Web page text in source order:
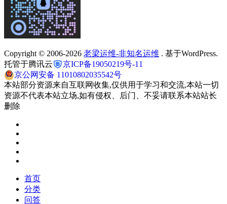
Copyright © 2006-2026 老梁运维-非知名运维 . 基于WordPress.
托管于腾讯云
京ICP备19050219号-11
京公网安备 11010802035542号
本站部分资源来自互联网收集,仅供用于学习和交流,本站一切
资源不代表本站立场,如有侵权、后门、不妥请联系本站站长
删除
首页
分类
问答